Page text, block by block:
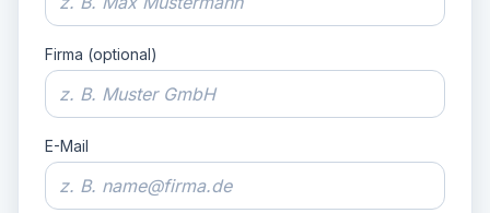
Firma (optional)
E-Mail